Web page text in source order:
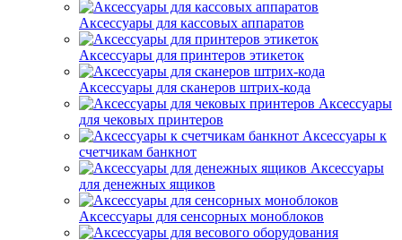
Аксессуары для кассовых аппаратов
Аксессуары для принтеров этикеток
Аксессуары для сканеров штрих-кода
Аксессуары
для чековых принтеров
Аксессуары к
счетчикам банкнот
Аксессуары
для денежных ящиков
Аксессуары для сенсорных моноблоков